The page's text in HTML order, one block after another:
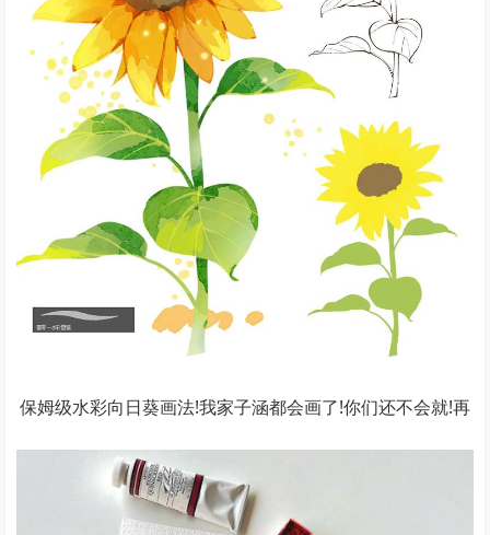
保姆级水彩向日葵画法!我家子涵都会画了!你们还不会就!再